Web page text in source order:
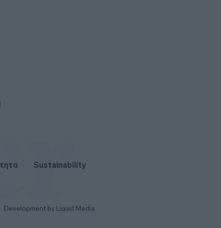
Sustainability
Development by Liquid Media